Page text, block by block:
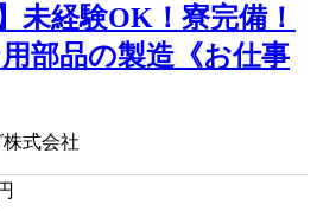
未経験OK！寮完備！
部品の製造《お仕事
式会社